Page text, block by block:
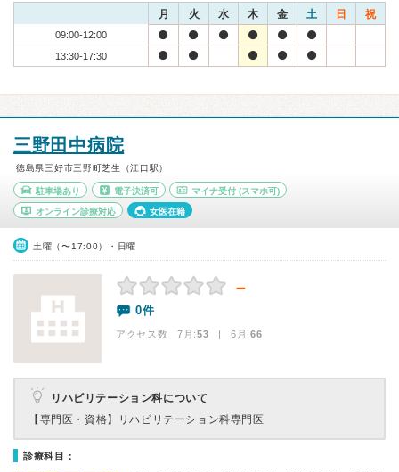
月 火 水 木 金 土 日 祝
09:00-12:00
13:30-17:30
三野田中病院
徳島県三好市三野町芝生（江口駅）
駐車場あり 電子決済可 マイナ受付 (スマホ可)
オンライン診療対応 女医在籍
土曜（〜17:00）・日曜
－
0件
アクセス数 7月:53 | 6月:66
リハビリテーション科について
【専門医・資格】
リハビリテーション科専門医
診療科目：